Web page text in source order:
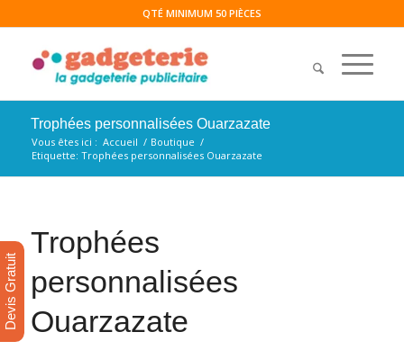
QTÉ MINIMUM 50 PIÈCES
Trophées personnalisées Ouarzazate
Vous êtes ici : Accueil / Boutique /
Etiquette: Trophées personnalisées Ouarzazate
Trophées
personnalisées
Ouarzazate
Devis Gratuit